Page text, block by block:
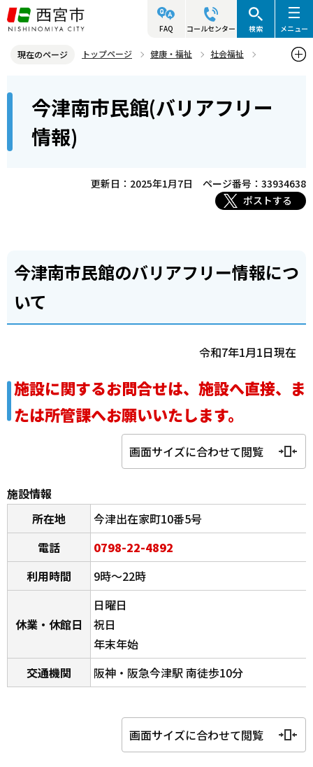
こ
の
ジ
頭
FAQ コールセンター 検索 メニュー
現在のページ トップページ 健康・福祉
社会福祉
今津南市民館(バリアフリー情報)
今津南市民館(バリアフリー
情報)
更新日：2025年1月7日
ページ番号：33934638
ポストする
今津南市民館のバリアフリー情報につ
いて
令和7年1月1日現在
施設に関するお問合せは、施設へ直接、ま
たは所管課へお願いいたします。
画面サイズに合わせて閲覧
施設情報
所在地
今津出在家町10番5号
電話
0798-22-4892
利用時間
9時～22時
休業・休館日
日曜日
祝日
年末年始
交通機関
阪神・阪急今津駅 南徒歩10分
画面サイズに合わせて閲覧